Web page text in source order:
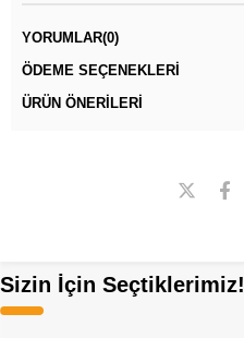
YORUMLAR(0)
ÖDEME SEÇENEKLERI
ÜRÜN ÖNERILERI
Sizin İçin Seçtiklerimiz!